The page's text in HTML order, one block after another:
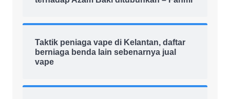
Taktik peniaga vape di Kelantan, daftar
berniaga benda lain sebenarnya jual
vape